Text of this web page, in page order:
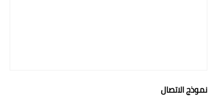
نموذج الاتصال